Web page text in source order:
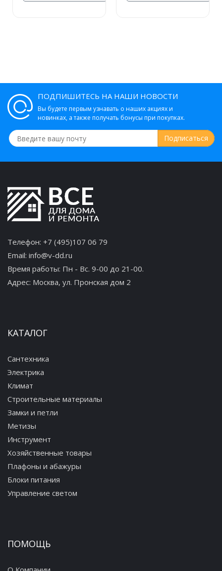
Frap F1924
1 960 руб.
548 руб.
ПОДПИШИТЕСЬ НА НАШИ НОВОСТИ
Вы будете первым узнавать о наших акциях и
новинках, а также получать бонусы при покупках.
Телефон: +7 (495)107 06 79
Email: info@v-dd.ru
Время работы: Пн - Вс. 9-00 до 21-00.
Адрес: Москва, ул. Пронская дом 2
КАТАЛОГ
Сантехника
Электрика
Климат
Строительные материалы
Замки и петли
Метизы
Инструмент
Хозяйственные товары
Плафоны и абажуры
Блоки питания
Управление светом
ПОМОЩЬ